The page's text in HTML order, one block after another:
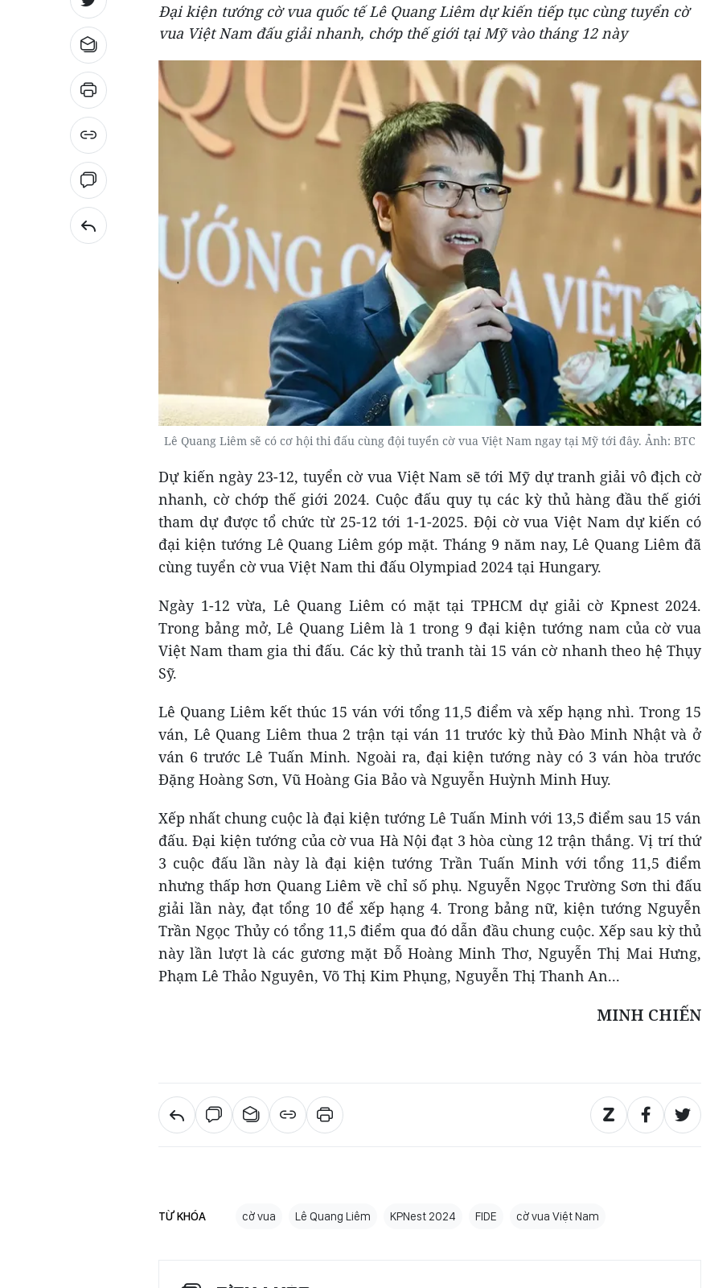
Đại kiện tướng cờ vua quốc tế Lê Quang Liêm dự kiến tiếp tục cùng tuyển cờ
vua Việt Nam đấu giải nhanh, chớp thế giới tại Mỹ vào tháng 12 này
Lê Quang Liêm sẽ có cơ hội thi đấu cùng đội tuyển cờ vua Việt Nam ngay tại Mỹ tới đây. Ảnh: BTC
Dự kiến ngày 23-12, tuyển cờ vua Việt Nam sẽ tới Mỹ dự tranh giải vô địch cờ
nhanh, cờ chớp thế giới 2024. Cuộc đấu quy tụ các kỳ thủ hàng đầu thế giới
tham dự được tổ chức từ 25-12 tới 1-1-2025. Đội cờ vua Việt Nam dự kiến có
đại kiện tướng Lê Quang Liêm góp mặt. Tháng 9 năm nay, Lê Quang Liêm đã
cùng tuyển cờ vua Việt Nam thi đấu Olympiad 2024 tại Hungary.
Ngày 1-12 vừa, Lê Quang Liêm có mặt tại TPHCM dự giải cờ Kpnest 2024.
Trong bảng mở, Lê Quang Liêm là 1 trong 9 đại kiện tướng nam của cờ vua
Việt Nam tham gia thi đấu. Các kỳ thủ tranh tài 15 ván cờ nhanh theo hệ Thụy
Sỹ.
Lê Quang Liêm kết thúc 15 ván với tổng 11,5 điểm và xếp hạng nhì. Trong 15
ván, Lê Quang Liêm thua 2 trận tại ván 11 trước kỳ thủ Đào Minh Nhật và ở
ván 6 trước Lê Tuấn Minh. Ngoài ra, đại kiện tướng này có 3 ván hòa trước
Đặng Hoàng Sơn, Vũ Hoàng Gia Bảo và Nguyễn Huỳnh Minh Huy.
Xếp nhất chung cuộc là đại kiện tướng Lê Tuấn Minh với 13,5 điểm sau 15 ván
đấu. Đại kiện tướng của cờ vua Hà Nội đạt 3 hòa cùng 12 trận thắng. Vị trí thứ
3 cuộc đấu lần này là đại kiện tướng Trần Tuấn Minh với tổng 11,5 điểm
nhưng thấp hơn Quang Liêm về chỉ số phụ. Nguyễn Ngọc Trường Sơn thi đấu
giải lần này, đạt tổng 10 để xếp hạng 4. Trong bảng nữ, kiện tướng Nguyễn
Trần Ngọc Thủy có tổng 11,5 điểm qua đó dẫn đầu chung cuộc. Xếp sau kỳ thủ
này lần lượt là các gương mặt Đỗ Hoàng Minh Thơ, Nguyễn Thị Mai Hưng,
Phạm Lê Thảo Nguyên, Võ Thị Kim Phụng, Nguyễn Thị Thanh An...
MINH CHIẾN
TỪ KHÓA cờ vua Lê Quang Liêm KPNest 2024 FIDE cờ vua Việt Nam